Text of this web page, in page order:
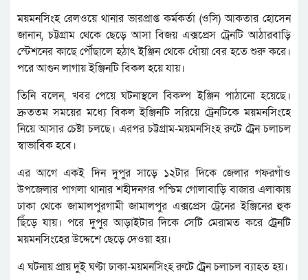
ময়মনসিংহ রেলওয়ে থানার ভারপ্রাপ্ত কর্মকর্তা (ওসি) আকতার হোসেন
জানান, চট্টগ্রাম থেকে ছেড়ে আসা বিজয় এক্সপ্রেস ট্রেনটি আঠারবাড়ি
স্টেশনের কাছে পৌঁছালে হঠাৎ ইঞ্জিন থেকে ধোঁয়া বের হতে শুরু করে।
পরে আগুন লাগায় ইঞ্জিনটি বিকল হয়ে যায়।
তিনি বলেন, খবর পেয়ে ঘটনাস্থলে বিকল্প ইঞ্জিন পাঠানো হয়েছে।
দ্রুততম সময়ের মধ্যে বিকল ইঞ্জিনটি সরিয়ে ট্রেনটিকে ময়মনসিংহে
নিয়ে আসার চেষ্টা চলছে। এরপর চট্টগ্রাম-ময়মনসিংহ রুটে ট্রেন চলাচল
স্বাভাবিক হবে।
এর আগে একই দিন দুপুর সাড়ে ১২টার দিকে জেলার গফরগাঁও
উপজেলার পাগলা থানার শহীদনগর পশ্চিম গোলাবাড়ি বাজার এলাকায়
ঢাকা থেকে জামালপুরগামী জামালপুর এক্সপ্রেস ট্রেনের ইঞ্জিনের হুক
ছিঁড়ে যায়। পরে দুপুর আড়াইটার দিকে সেটি মেরামত করে ট্রেনটি
ময়মনসিংহের উদ্দেশে ছেড়ে দেওয়া হয়।
এ ঘটনায় প্রায় দুই ঘণ্টা ঢাকা-ময়মনসিংহ রুটে ট্রেন চলাচল ব্যাহত হয়।